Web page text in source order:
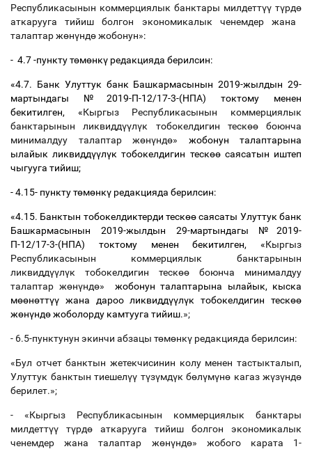
Республикасынын коммерциялык банктары милдеттүү түрдө
аткарууга тийиш болгон экономикалык ченемдер жана
талаптар жөнүндөжобонун»:
- 4.7 -пункту төмөнкү редакцияда берилсин:
«4.7. Банк Улуттук банк Башкармасынын 2019-жылдын 29-
мартындагы №2019-П-12/17-3-(НПА) токтому менен
бекитилген, «Кыргыз Республикасынын коммерциялык
банктарынын ликвиддүүлүк тобокелдигин тескөөбоюнча
минималдуу талаптар жөнүндө» жобонун талаптарына
ылайык ликвиддүүлүк тобокелдигин тескөөсаясатын иштеп
чыгууга тийиш;
- 4.15- пункту төмөнкү редакцияда берилсин:
«4.15. Банктын тобокелдиктерди тескөөсаясаты Улуттук банк
Башкармасынын 2019-жылдын 29-мартындагы №2019-
П-12/17-3-(НПА) токтому менен бекитилген, «Кыргыз
Республикасынын коммерциялык банктарынын
ликвиддүүлүк тобокелдигин тескөө боюнча минималдуу
талаптар жөнүндө»
жобонун талаптарына ылайык, кыска
мөөнөттүү жана дароо ликвиддүүлүк тобокелдигин тескөө
жөнүндөжоболорду камтууга тийиш.»;
- 6.5-пунктунун экинчи абзацы төмөнкү редакцияда берилсин:
«Бул отчет банктын жетекчисинин колу менен тастыкталып,
Улуттук банктын тиешелүү түзүмдүк бөлүмүнө кагаз жүзүндө
берилет.»;
- «Кыргыз Республикасынын коммерциялык банктары
милдеттүү түрдө аткарууга тийиш болгон экономикалык
ченемдер жана талаптар жөнүндө» жобого карата 1-